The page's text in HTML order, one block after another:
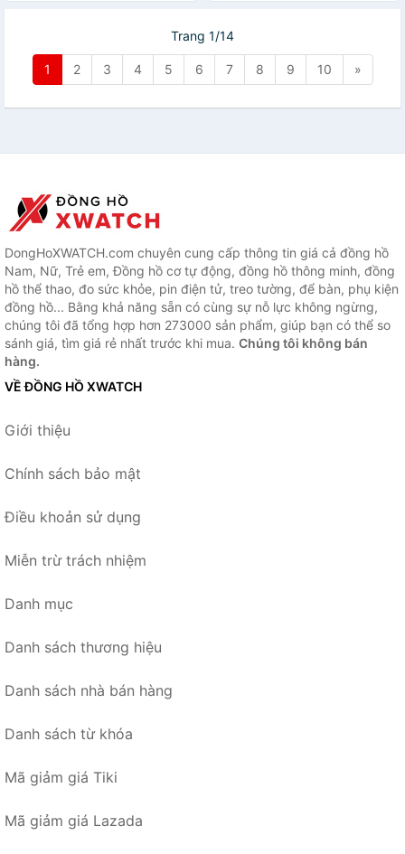
Trang 1/14
1 2 3 4 5 6 7 8 9 10 »
DongHoXWATCH.com chuyên cung cấp thông tin giá cả đồng hồ
Nam, Nữ, Trẻ em, Đồng hồ cơ tự động, đồng hồ thông minh, đồng
hồ thể thao, đo sức khỏe, pin điện tử, treo tường, để bàn, phụ kiện
đồng hồ... Bằng khả năng sẵn có cùng sự nỗ lực không ngừng,
chúng tôi đã tổng hợp hơn 273000 sản phẩm, giúp bạn có thể so
sánh giá, tìm giá rẻ nhất trước khi mua. Chúng tôi không bán
hàng.
VỀ ĐỒNG HỒ XWATCH
Giới thiệu
Chính sách bảo mật
Điều khoản sử dụng
Miễn trừ trách nhiệm
Danh mục
Danh sách thương hiệu
Danh sách nhà bán hàng
Danh sách từ khóa
Mã giảm giá Tiki
Mã giảm giá Lazada